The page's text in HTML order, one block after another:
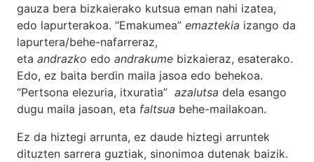
gauza bera bizkaierako kutsua eman nahi izatea,
edo lapurterakoa. “Emakumea” emaztekia izango da
lapurtera/behe-nafarreraz,
eta andrazko edo andrakume bizkaieraz, esaterako.
Edo, ez baita berdin maila jasoa edo behekoa.
“Pertsona elezuria, itxuratia” azalutsa dela esango
dugu maila jasoan, eta faltsua behe-mailakoan.
Ez da hiztegi arrunta, ez daude hiztegi arruntek
dituzten sarrera guztiak, sinonimoa dutenak baizik.